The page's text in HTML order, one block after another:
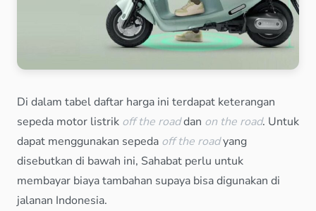
Di dalam tabel daftar harga ini terdapat keterangan
sepeda motor listrik off the roaddan on the road. Untuk
dapat menggunakan sepeda off the roadyang
disebutkan di bawah ini, Sahabat perlu untuk
membayar biaya tambahan supaya bisa digunakan di
jalanan Indonesia.